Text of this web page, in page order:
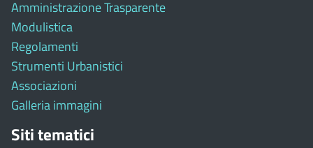
Amministrazione Trasparente
Modulistica
Regolamenti
Strumenti Urbanistici
Associazioni
Galleria immagini
Siti tematici